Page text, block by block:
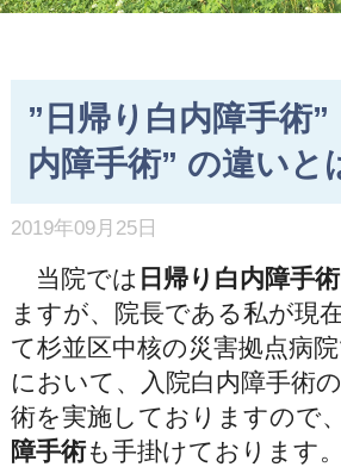
”日帰り白内障手術”
内障手術” の違いと
2019年09月25日
当院では 日帰り白内障手術
ますが、院長である私が現
て杉並区中核の災害拠点病
において、入院白内障手術
術を実施しておりますので
障手術も手掛けております。